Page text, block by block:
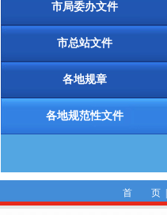
市局委办文件
市总站文件
各地规章
各地规范性文件
首 页|